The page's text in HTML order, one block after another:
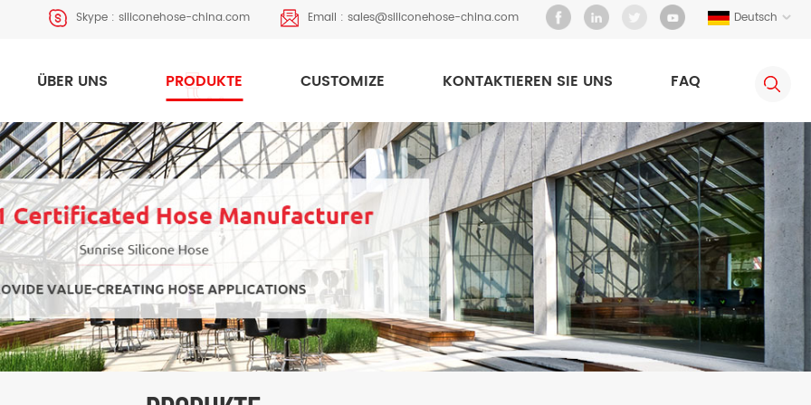
Deutsch
Skype : siliconehose-china.com Email : sales@siliconehose-china.com
ÜBER UNS PRODUKTE CUSTOMIZE KONTAKTIEREN SIE UNS FAQ